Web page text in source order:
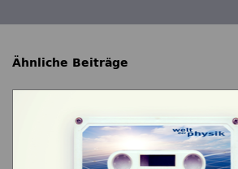
Ähnliche Beiträge